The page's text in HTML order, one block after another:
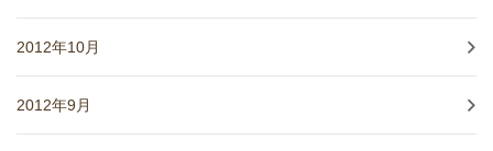
2012年10月
2012年9月